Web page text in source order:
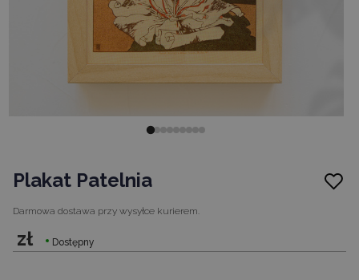
Plakat Patelnia
Darmowa dostawa przy wysyłce kurierem.
zł Dostępny